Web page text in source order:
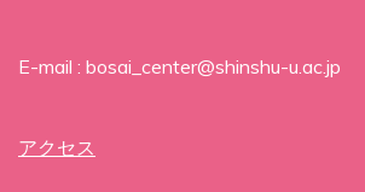
E-mail : bosai_center@shinshu-u.ac.jp
アクセス